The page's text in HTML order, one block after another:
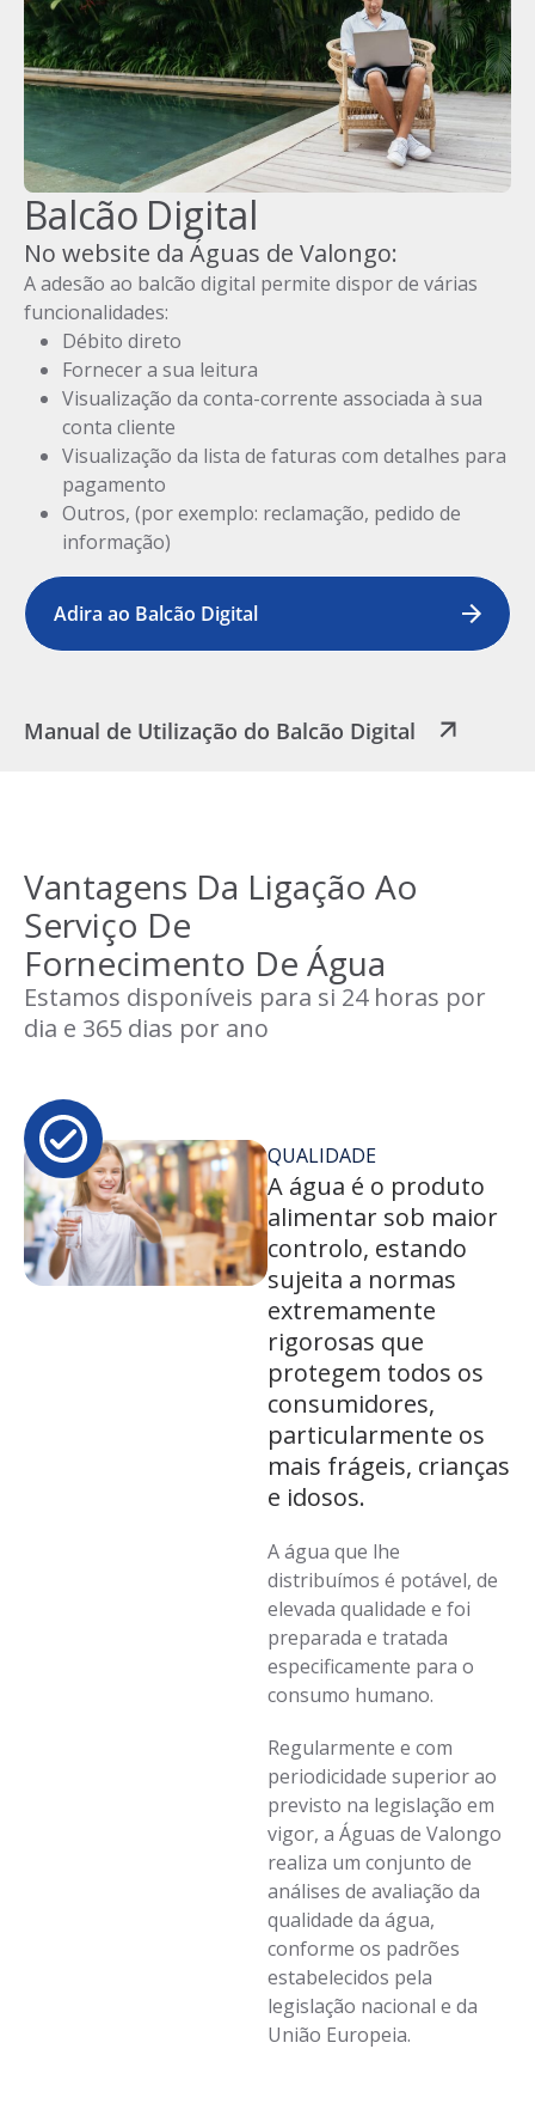
Balcão Digital
No website da Águas de Valongo:
A adesão ao balcão digital permite dispor de várias
funcionalidades:
Débito direto
Fornecer a sua leitura
Visualização da conta-corrente associada à sua
conta cliente
Visualização da lista de faturas com detalhes para
pagamento
Outros, (por exemplo: reclamação, pedido de
informação)
Adira ao Balcão Digital
Manual de Utilização do Balcão Digital
Vantagens Da Ligação Ao
Serviço De
Fornecimento De Água
Estamos disponíveis para si 24 horas por
dia e 365 dias por ano
QUALIDADE
A água é o produto
alimentar sob maior
controlo, estando
sujeita a normas
extremamente
rigorosas que
protegem todos os
consumidores,
particularmente os
mais frágeis, crianças
e idosos.
A água que lhe
distribuímos é potável, de
elevada qualidade e foi
preparada e tratada
especificamente para o
consumo humano.
Regularmente e com
periodicidade superior ao
previsto na legislação em
vigor, a Águas de Valongo
realiza um conjunto de
análises de avaliação da
qualidade da água,
conforme os padrões
estabelecidos pela
legislação nacional e da
União Europeia.